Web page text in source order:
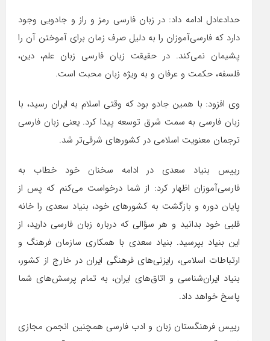
حدادعادل ادامه داد: در زبان فارسی رمز و راز و جادویی وجود
دارد که فارسی‌آموزان را به دلیل صرف زمان برای آموختن آن را
پشیمان نمی‌کند. در حقیقت زبان فارسی زبان علم، دین،
فلسفه، حکمت و عرفان و به ویژه زبان محبت است.
وی افزود: با همین جادو بود که وقتی اسلام به ایران رسید، با
زبان فارسی به سمت شرق توسعه پیدا کرد. یعنی زبان فارسی
ترجمان معنویت اسلامی در کشورهای شرقی‌تر شد.
رییس بنیاد سعدی در ادامه سخنان خود خطاب به
فارسی‌آموزان اظهار کرد: از شما درخواست می‌کنم که پس از
پایان دوره و بازگشت به کشورهای خود، بنیاد سعدی را خانه
قلبی خود بدانید و هر سؤالی که درباره زبان فارسی دارید، از
این بنیاد بپرسید. بنیاد سعدی با همکاری سازمان فرهنگ و
ارتباطات اسلامی، رایزنی‌های فرهنگی ایران در خارج از کشور،
بنیاد ایران‌شناسی و اتاق‌های ایران، به تمام پرسش‌های شما
پاسخ‌ خواهد داد.
رییس فرهنگستان زبان و ادب فارسی همچنین انجمن مجازی